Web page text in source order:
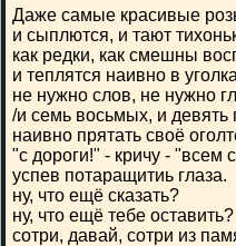
Даже самые красивые
и сыплются, и тают
как редки, как смешны
и теплятся наивно в
не нужно слов, не нужно
/и семь восьмых, и девять
наивно прятать своё
"с дороги!" - кричу - "всем
успев потаращитиь глаза.
ну, что ещё сказать?
ну, что ещё тебе
сотри, давай, сотри из